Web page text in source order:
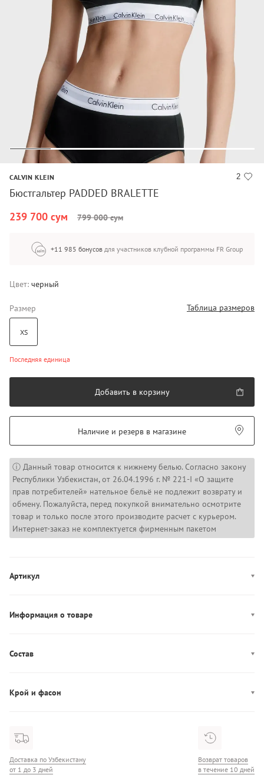
2
CALVIN KLEIN
Бюстгальтер PADDED BRALETTE
239 700 сум
799 000 сум
+11 985 бонусов для участников клубной программы FR Group
Цвет: черный
Размер Таблица размеров
XS
Последняя единица
Добавить в корзину
Наличие и резерв в магазине
ⓘ Данный товар относится к нижнему белью. Согласно закону
Республики Узбекистан, от 26.04.1996 г. № 221-I «О защите
прав потребителей» нательное бельё не подлежит возврату и
обмену. Пожалуйста, перед покупкой внимательно осмотрите
товар и только после этого производите расчет с курьером.
Интернет-заказ не комплектуется фирменным пакетом
Артикул
Информация о товаре
Производство: Шри-Ланка
Состав
Подкладка: 100% полиэстер
Крой и фасон
Доставка по Узбекистану
от 1 до 3 дней
Возврат товаров
в течение 10 дней